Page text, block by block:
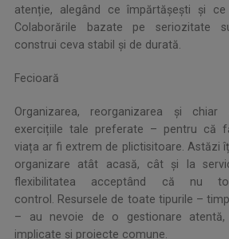
atenție, alegând ce împărtășești și
Colaborările bazate pe seriozitate
construi ceva stabil și de durată.
Fecioară
Organizarea, reorganizarea și chiar
exercițiile tale preferate – pentru că
viața ar fi extrem de plictisitoare. Astăzi
organizare atât acasă, cât și la
flexibilitatea acceptând că nu
control. Resursele de toate tipurile –
– au nevoie de o gestionare
implicate și proiecte comune.